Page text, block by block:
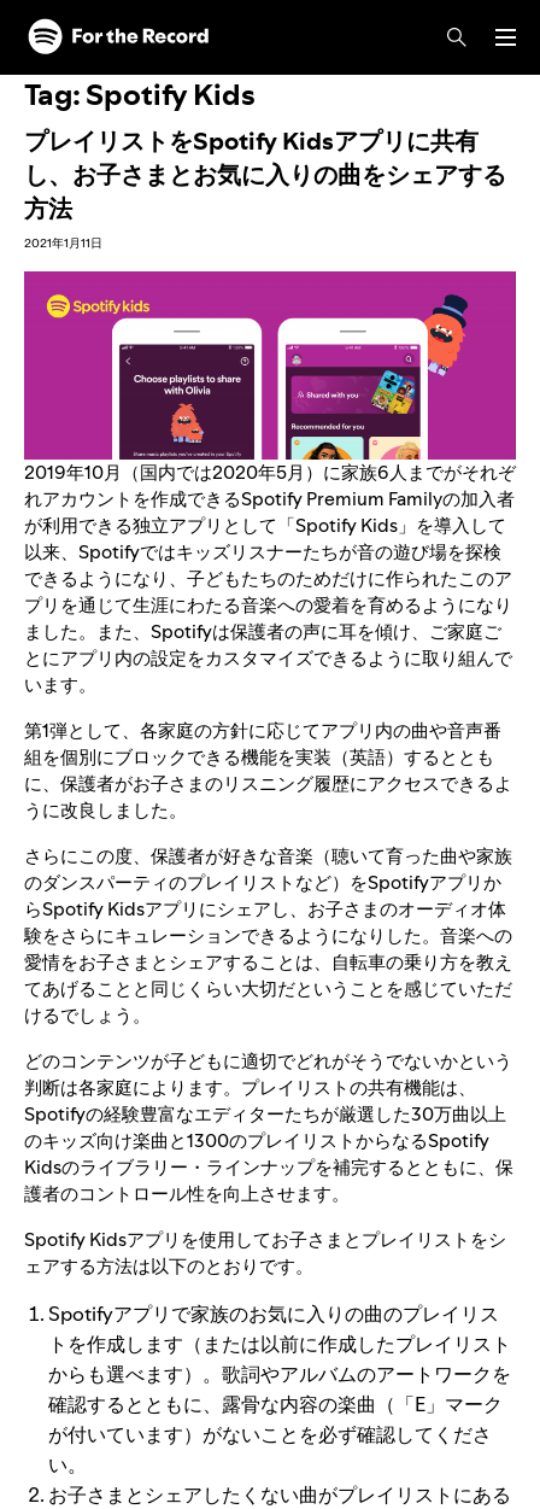
Tag:Spotify Kids
プレイリストをSpotify Kidsアプリに共有
し、お子さまとお気に入りの曲をシェアする
方法
2021年1月11日
2019年10月（国内では2020年5月）に家族6人までがそれぞ
れアカウントを作成できるSpotify Premium Familyの加入者
が利用できる独立アプリとして「Spotify Kids 」を導入して
以来、Spotifyではキッズリスナーたちが音の遊び場を探検
できるようになり、子どもたちのためだけに作られたこのア
プリを通じて生涯にわたる音楽への愛着を育めるようになり
ました。また、Spotifyは保護者の声に耳を傾け、ご家庭ご
とにアプリ内の設定をカスタマイズできるように取り組んで
います。
第1弾として、各家庭の方針に応じてアプリ内の曲や音声番
組を個別にブロックできる機能を実装 （英語）するととも
に、保護者がお子さまのリスニング履歴にアクセスできるよ
うに改良しました。
さらにこの度、保護者が好きな音楽（聴いて育った曲や家族
のダンスパーティのプレイリストなど）をSpotifyアプリか
らSpotify Kidsアプリにシェアし、お子さまのオーディオ体
験をさらにキュレーションできるようになりした。音楽への
愛情をお子さまとシェアすることは、自転車の乗り方を教え
てあげることと同じくらい大切だということを感じていただ
けるでしょう。
どのコンテンツが子どもに適切でどれがそうでないかという
判断は各家庭によります。プレイリストの共有機能は、
Spotifyの経験豊富なエディターたちが厳選した30万曲以上
のキッズ向け楽曲と1300のプレイリストからなるSpotify
Kidsのライブラリー・ラインナップを補完するとともに、保
護者のコントロール性を向上させます。
Spotify Kidsアプリを使用してお子さまとプレイリストをシ
ェアする方法は以下のとおりです。
Spotifyアプリで家族のお気に入りの曲のプレイリス
トを作成します（または以前に作成したプレイリスト
からも選べます）。歌詞やアルバムのアートワークを
確認するとともに、露骨な内容の楽曲（「E」マーク
が付いています）がないことを必ず確認してくださ
い。
お子さまとシェアしたくない曲がプレイリストにある